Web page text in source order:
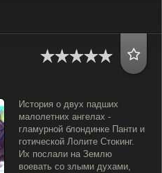
История о двух падших
малолетних ангелах -
гламурной блондинке Панти и
готической Лолите Стокинг.
Их послали на Землю
воевать со злыми духами,